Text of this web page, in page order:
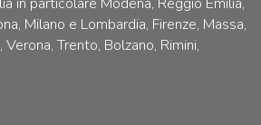
Milano e Lombardia, Firenze, Massa,
Verona, Trento, Bolzano, Rimini,